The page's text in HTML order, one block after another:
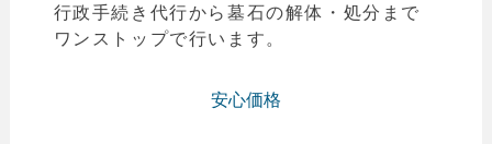
行政手続き代行から墓石の解体・処分まで
ワンストップで行います。
安心価格